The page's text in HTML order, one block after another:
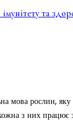
та
мова рослин,
з них працює